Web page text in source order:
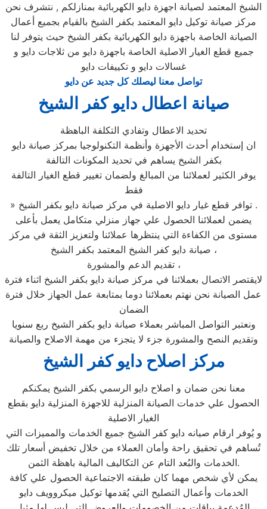
الشيخ المعتمد لصيانة اجهزة دايو الكهربائية بمنازلكم , نتشرف نحن
مركز صيانة توكيل دايو المعتمد بكفر الشيخ بالقيام بجميع أعمال
الصيانة الخاصة باجهزة دايو الكهربائية بكفر الشيخ حيث يتوفر لنا
جميع قطع الغيار الاصلية الخاصة باجهزة دايو من ثلاجات دايو و
غسالات دايو و تكييفات دايو
تواصل معنا ليصلك كل جديد عن دايو
صيانة اعطال دايو كفر الشيخ
تحديد الاعطال وتفادي التكلفة الباهظة
ان إستخدام أحدث الأجهزة وأنظمة التكنولوجيا بمركز صيانة دايو
بكفر الشيخ يساهم في تحديد المكونات التالفة
يوفر الكثير لعملائنا من المبالغ ولضمان تغيير قطع الغيار التالفة
فقط
» توافر قطع غيار دايو الاصلية في مركز صيانة دايو بكفر الشيخ .
يضمن لعملائنا الحصول علي جهاز منزلي متكامل يعمل بأعلى
مستوى من الكفاءة التي ينتظرها عملائنا ولتعزيز الثقة في مركز
صيانة دايو كفر الشيخ المعتمد بكفر الشيخ ،
تقديم الدعم والمشورة ،
لايقتصر الاتصال بعملائنا في مركز صيانة دايو بكفر الشيخ اثناء فترة
عمل الصيانة نحن نهتم بعملائنا دوما بمتابعة عمل الجهاز خلال فترة
الضمان
ونعتبر التواصل المباشر بعملاء صيانة دايو بكفر الشيخ ربع سنويا
وتقديم النصح والمشورة جزء لا يتجزء من مهمة الاصلاح والصيانة
مركز اصلاح دايو كفر الشيخ
معنا نحن ضمان و اصلاح دايو الرسمي بكفر الشيخ يمكنكم
الحصول علي خدمات الصيانة المنزلية للاجهزة المنزلية دايو بقطع
الغيار الاصلية
و يُوفر ارقام صيانه دايو كفر الشيخ جميع الخدمات والمميزات التي
تُساهم في تحقيق راحة وأمان العملاء من خلال تخفيض أسعار تلك
الخدمات والبُعد التام عن التكاليف المالية باهظة الثمن.
يمكن لأي شخص مهما كان طبقته الاجتماعية الحصول علي كافة
الخدمات وأعمال التصليح التي يُقدمها توكيل ميكروويف دايو